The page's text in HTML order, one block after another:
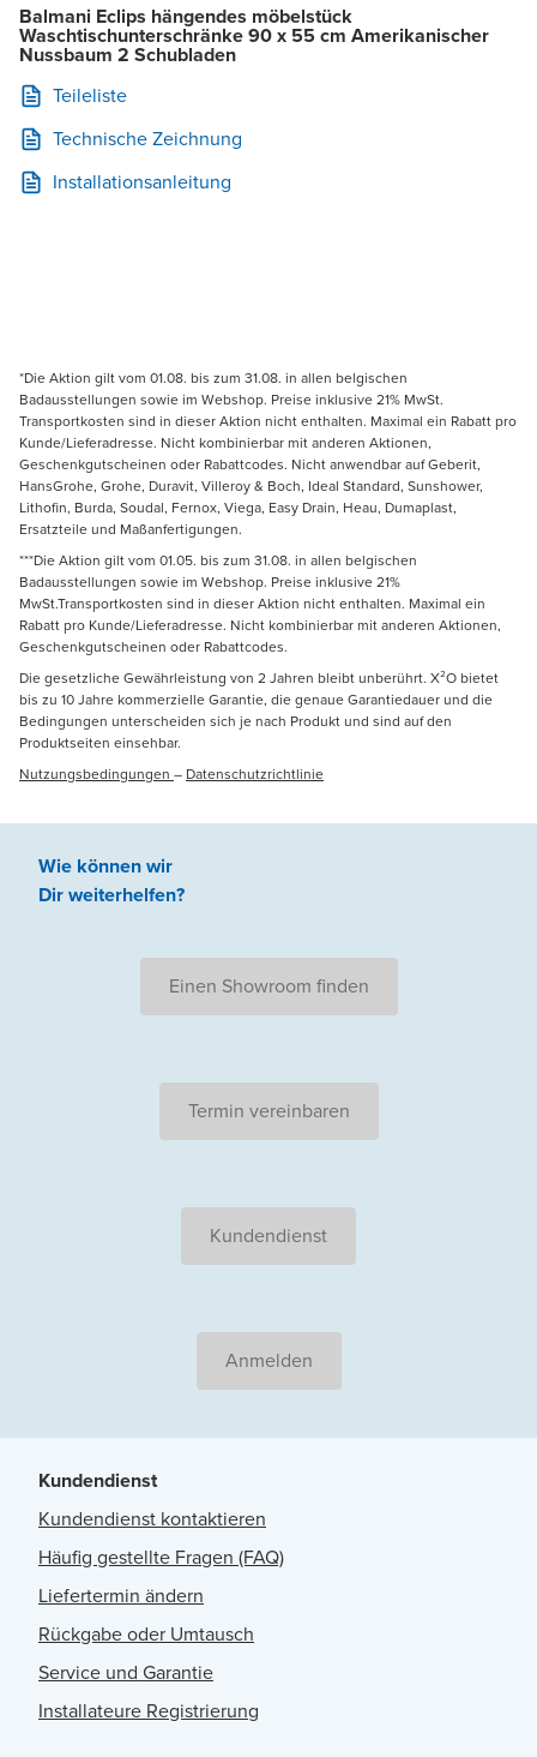
Balmani Eclips hängendes möbelstück
Waschtischunterschränke 90 x 55 cm Amerikanischer
Nussbaum 2 Schubladen
Teileliste
Technische Zeichnung
Installationsanleitung
*Die Aktion gilt vom 01.08. bis zum 31.08. in allen belgischen
Badausstellungen sowie im Webshop. Preise inklusive 21% MwSt.
Transportkosten sind in dieser Aktion nicht enthalten. Maximal ein Rabatt pro
Kunde/Lieferadresse. Nicht kombinierbar mit anderen Aktionen,
Geschenkgutscheinen oder Rabattcodes. Nicht anwendbar auf Geberit,
HansGrohe, Grohe, Duravit, Villeroy & Boch, Ideal Standard, Sunshower,
Lithofin, Burda, Soudal, Fernox, Viega, Easy Drain, Heau, Dumaplast,
Ersatzteile und Maßanfertigungen.
***Die Aktion gilt vom 01.05. bis zum 31.08. in allen belgischen
Badausstellungen sowie im Webshop. Preise inklusive 21%
MwSt.Transportkosten sind in dieser Aktion nicht enthalten. Maximal ein
Rabatt pro Kunde/Lieferadresse. Nicht kombinierbar mit anderen Aktionen,
Geschenkgutscheinen oder Rabattcodes.
Die gesetzliche Gewährleistung von 2 Jahren bleibt unberührt. X²O bietet
bis zu 10 Jahre kommerzielle Garantie, die genaue Garantiedauer und die
Bedingungen unterscheiden sich je nach Produkt und sind auf den
Produktseiten einsehbar.
Nutzungsbedingungen – Datenschutzrichtlinie
Wie können wir
Dir weiterhelfen?
Einen Showroom finden
Termin vereinbaren
Kundendienst
Anmelden
Kundendienst
Kundendienst kontaktieren
Häufig gestellte Fragen (FAQ)
Liefertermin ändern
Rückgabe oder Umtausch
Service und Garantie
Installateure Registrierung